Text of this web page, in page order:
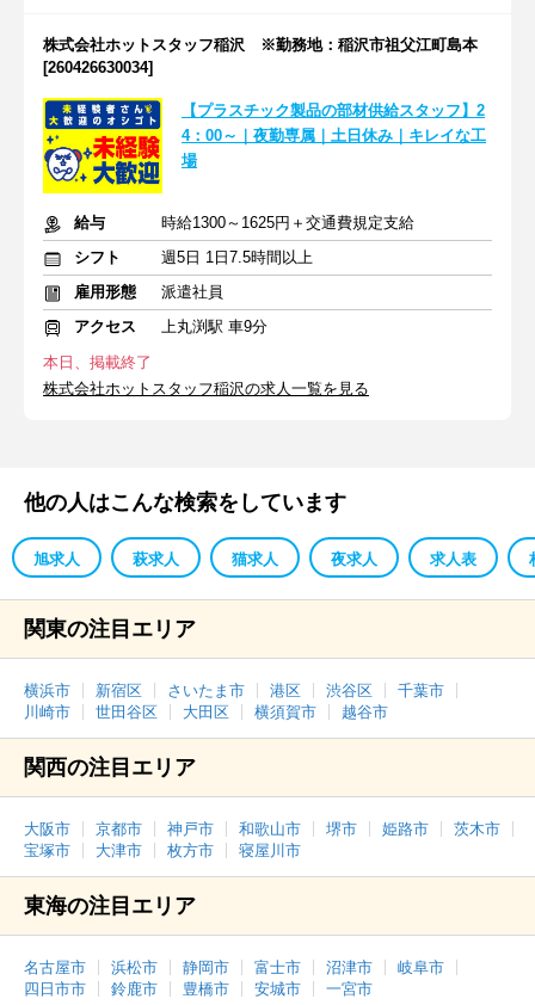
株式会社ホットスタッフ稲沢 ※勤務地：稲沢市祖父江町島本
[260426630034]
【プラスチック製品の部材供給スタッフ】2
4：00～｜夜勤専属｜土日休み｜キレイな工
場
給与
時給1300～1625円＋交通費規定支給
シフト
週5日 1日7.5時間以上
雇用形態
派遣社員
アクセス
上丸渕駅 車9分
本日、掲載終了
株式会社ホットスタッフ稲沢の求人一覧を見る
他の人はこんな検索をしています
旭求人 萩求人 猫求人 夜求人 求人表
関東の注目エリア
横浜市 新宿区 さいたま市 港区 渋谷区
千葉市
川崎市
世田谷区 大田区 横須賀市 越谷市
関西の注目エリア
大阪市 京都市 神戸市 和歌山市 堺市 姫路市
茨木市
宝塚市
大津市 枚方市 寝屋川市
東海の注目エリア
名古屋市 浜松市 静岡市 富士市 沼津市
岐阜市
四日市市
鈴鹿市 豊橋市 安城市 一宮市